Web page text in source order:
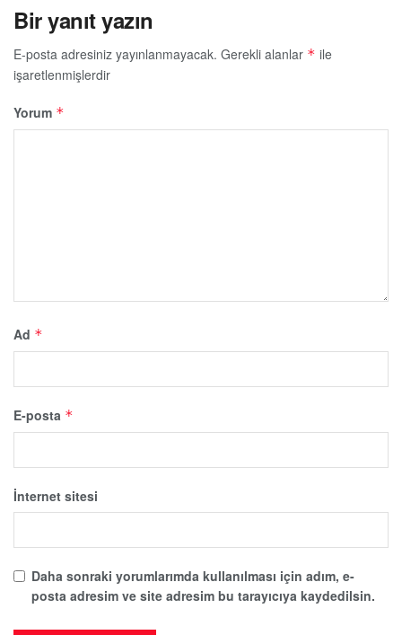
Bir yanıt yazın
E-posta adresiniz yayınlanmayacak. Gerekli alanlar * ile
işaretlenmişlerdir
Yorum *
Ad *
E-posta *
İnternet sitesi
Daha sonraki yorumlarımda kullanılması için adım, e-
posta adresim ve site adresim bu tarayıcıya kaydedilsin.